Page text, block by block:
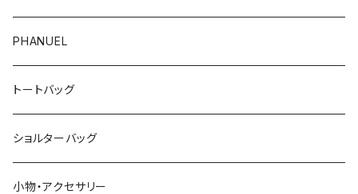
PHANUEL
トートバッグ
ショルターバッグ
小物・アクセサリー